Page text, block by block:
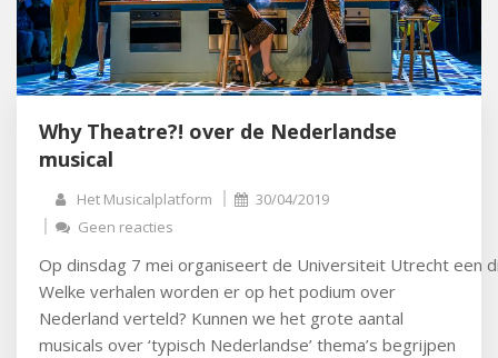
Why Theatre?! over de Nederlandse
musical
Het Musicalplatform
30/04/2019
Geen reacties
Op dinsdag 7 mei organiseert de Universiteit Utrecht een
Welke verhalen worden er op het podium over
Nederland verteld? Kunnen we het grote aantal
musicals over ‘typisch Nederlandse’ thema’s begrijpen